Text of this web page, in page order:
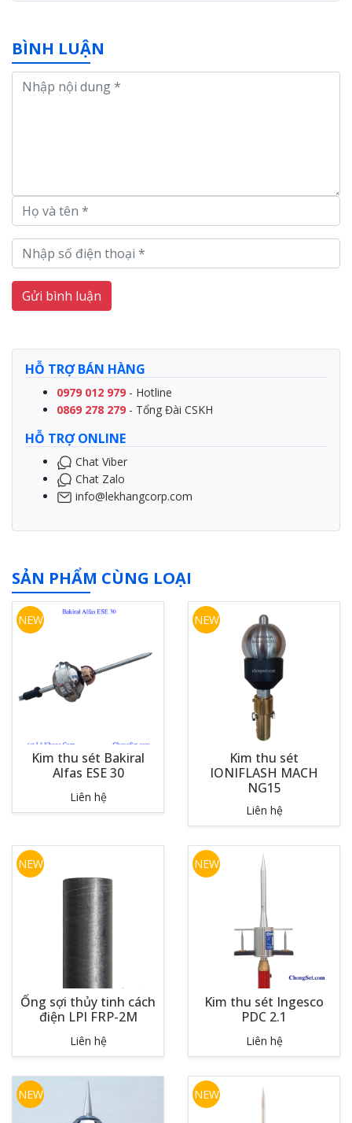
BÌNH LUẬN
Gửi bình luận
HỖ TRỢ BÁN HÀNG
0979 012 979 - Hotline
0869 278 279 - Tổng Đài CSKH
HỖ TRỢ ONLINE
Chat Viber
Chat Zalo
info@lekhangcorp.com
SẢN PHẨM CÙNG LOẠI
NEW
Kim thu sét Bakiral
Alfas ESE 30
Liên hệ
NEW
Kim thu sét
IONIFLASH MACH
NG15
Liên hệ
NEW
Ống sợi thủy tinh cách
điện LPI FRP-2M
Liên hệ
NEW
Kim thu sét Ingesco
PDC 2.1
Liên hệ
NEW NEW